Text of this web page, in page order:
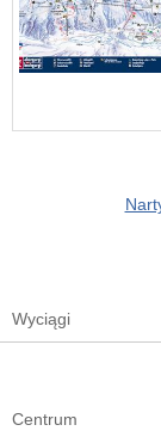
Wyciągi
Centrum